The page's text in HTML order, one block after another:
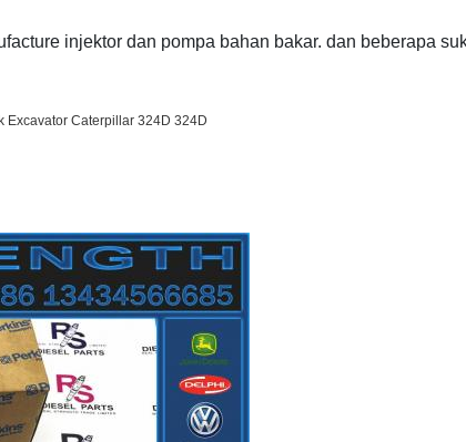
injektor dan pompa bahan bakar. dan beberapa